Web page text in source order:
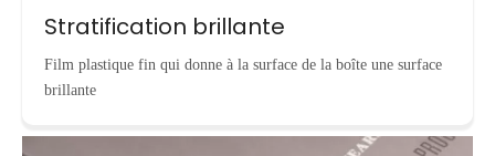
Stratification brillante
Film plastique fin qui donne à la surface de la boîte une surface
brillante